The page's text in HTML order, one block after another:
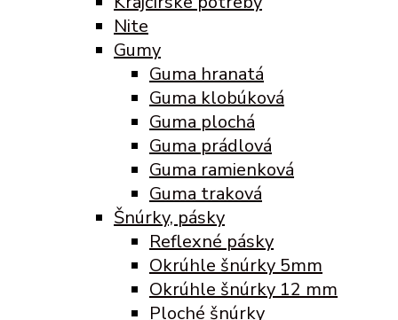
Nite
Gumy
Guma hranatá
Guma klobúková
Guma plochá
Guma prádlová
Guma ramienková
Guma traková
Šnúrky, pásky
Reflexné pásky
Okrúhle šnúrky 5mm
Okrúhle šnúrky 12 mm
Ploché šnúrky